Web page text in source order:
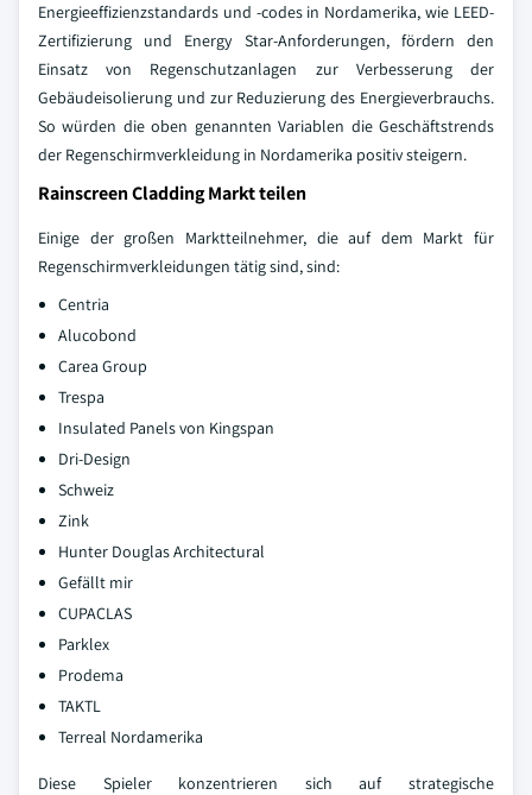
Energieeffizienzstandards und -codes in Nordamerika, wie LEED-
Zertifizierung und Energy Star-Anforderungen, fördern den
Einsatz von Regenschutzanlagen zur Verbesserung der
Gebäudeisolierung und zur Reduzierung des Energieverbrauchs.
So würden die oben genannten Variablen die Geschäftstrends
der Regenschirmverkleidung in Nordamerika positiv steigern.
Rainscreen Cladding Markt teilen
Einige der großen Marktteilnehmer, die auf dem Markt für
Regenschirmverkleidungen tätig sind, sind:
Centria
Alucobond
Carea Group
Trespa
Insulated Panels von Kingspan
Dri-Design
Schweiz
Zink
Hunter Douglas Architectural
Gefällt mir
CUPACLAS
Parklex
Prodema
TAKTL
Terreal Nordamerika
Diese Spieler konzentrieren sich auf strategische